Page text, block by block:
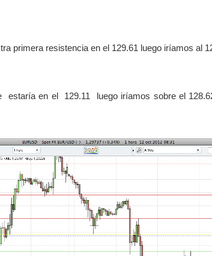
primera resistencia en el 129.61 luego iríamos al
estaría en el 129.11 luego iríamos sobre el